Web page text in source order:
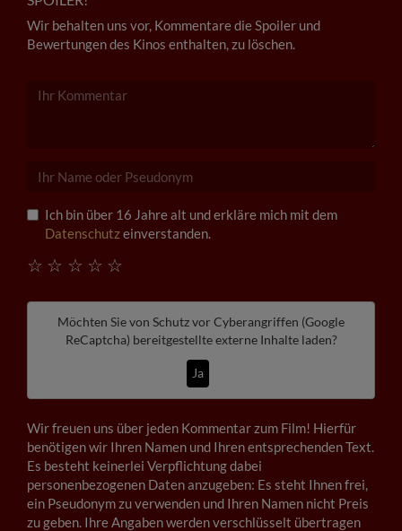
Wir behalten uns vor, Kommentare die Spoiler und
Bewertungen des Kinos enthalten, zu löschen.
Ich bin über 16 Jahre alt und erkläre mich mit dem
Datenschutzeinverstanden.
☆
☆
☆
☆
☆
Möchten Sie von Schutz vor Cyberangriffen (Google
ReCaptcha) bereitgestellte externe Inhalte laden?
Ja
Wir freuen uns über jeden Kommentar zum Film! Hierfür
benötigen wir Ihren Namen und Ihren entsprechenden Text.
Es besteht keinerlei Verpflichtung dabei
personenbezogenen Daten anzugeben: Es steht Ihnen frei,
ein Pseudonym zu verwenden und Ihren Namen nicht Preis
zu geben. Ihre Angaben werden verschlüsselt übertragen